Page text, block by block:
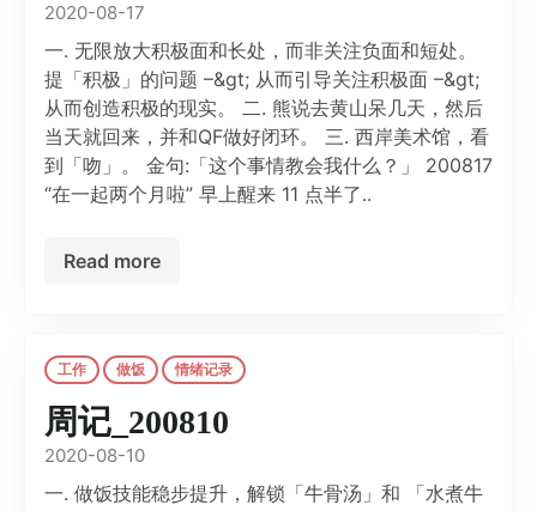
2020-08-17
一. 无限放大积极面和长处，而非关注负面和短处。
提「积极」的问题 –&gt; 从而引导关注积极面 –&gt;
从而创造积极的现实。 二. 熊说去黄山呆几天，然后
当天就回来，并和QF做好闭环。 三. 西岸美术馆，看
到「吻」。 金句:「这个事情教会我什么？」 200817
“在一起两个月啦” 早上醒来 11 点半了..
Read more
工作 做饭 情绪记录
周记_200810
2020-08-10
一. 做饭技能稳步提升，解锁「牛骨汤」和 「水煮牛